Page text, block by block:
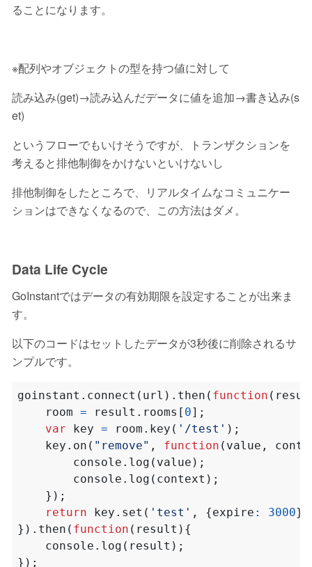
ることになります。
※配列やオブジェクトの型を持つ値に対して
読み込み(get)→読み込んだデータに値を追加→書き込み(s
et)
というフローでもいけそうですが、トランザクションを
考えると排他制御をかけないといけないし
排他制御をしたところで、リアルタイムなコミュニケー
ションはできなくなるので、この方法はダメ。
Data Life Cycle
GoInstantではデータの有効期限を設定することが出来ま
す。
以下のコードはセットしたデータが3秒後に削除されるサ
ンプルです。
goinstant . connect ( url ). then ( function (
room = result . rooms [ 0];
var
key = room . key ( '/test' );
key . on ( "remove" , function ( value ,
console . log ( value );
console . log ( context );
});
return
key . set ( 'test' , {expire : 3000
}). then ( function ( result ){
console . log ( result );
});